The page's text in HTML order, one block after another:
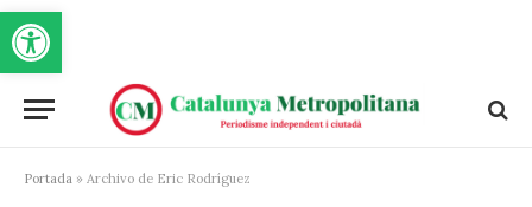
Obre la barra d'eines
Portada » Archivo de Eric Rodríguez